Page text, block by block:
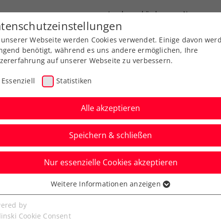
Landesverbände News
Ausbildung Services Über uns
in Österreich: Ein
Tour Austria
Webseite werden Cookies verwendet. Einige davon
benötigt, während es uns andere ermöglichen, Ihre
auf unserer Webseite zu verbessern.
Essenziell Statistiken
Alle akzeptieren
Speichern & schließen
Nur essenzielle Cookies akzeptieren
Cookies werden für grundlegende Funktionen der
benötigt. Dadurch ist gewährleistet, dass die Webseite
Weitere Informationen anzeigen
by
Cookie Consent